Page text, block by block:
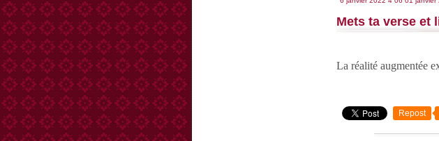
Mets ta verse et
La réalité augmentée
Repost